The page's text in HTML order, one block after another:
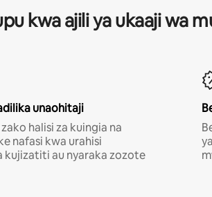
kwa ajili ya ukaaji wa
unaohitaji
halisi za kuingia na
nafasi kwa urahisi
kujizatiti au nyaraka zozote